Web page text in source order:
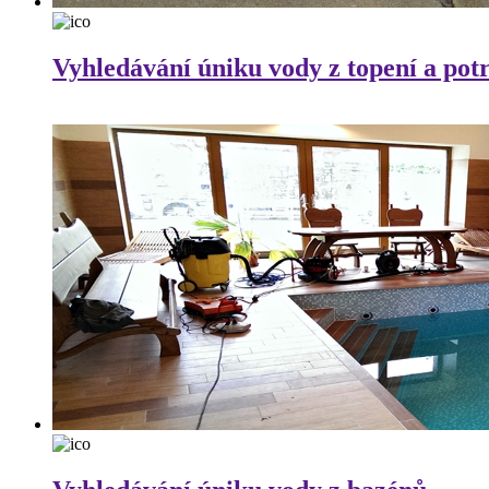
Vyhledávání úniku vody z topení a